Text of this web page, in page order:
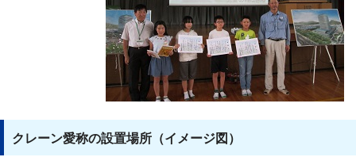
クレーン愛称の設置場所（イメージ図）